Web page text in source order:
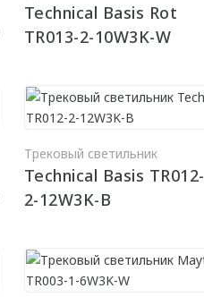
Technical Basis Rot
TR013-2-10W3K-W
Трековый светильник
Technical Basis TR012-
2-12W3K-B